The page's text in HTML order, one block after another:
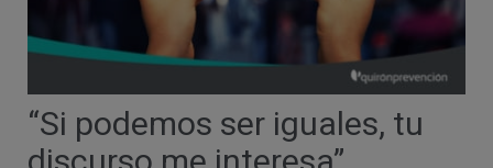
“Si podemos ser iguales, tu